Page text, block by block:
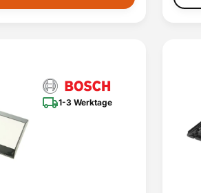
1-3 Werktage